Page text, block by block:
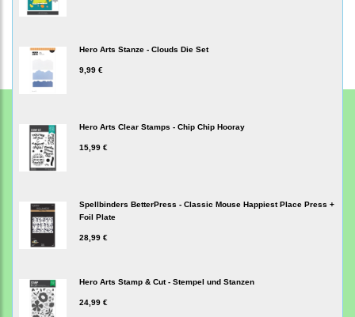
Hero Arts Stanze - Clouds Die Set
9,99 €
Hero Arts Clear Stamps - Chip Chip Hooray
15,99 €
Spellbinders BetterPress - Classic Mouse Happiest Place Press +
Foil Plate
28,99 €
Hero Arts Stamp & Cut - Stempel und Stanzen
24,99 €